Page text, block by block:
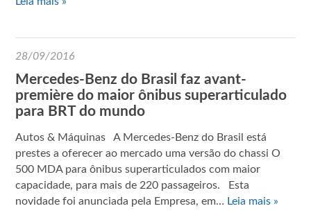
28/09/2016
Mercedes-Benz do Brasil faz avant-
première do maior ônibus superarticulado
para BRT do mundo
Autos & Máquinas A Mercedes-Benz do Brasil está
prestes a oferecer ao mercado uma versão do chassi O
500 MDA para ônibus superarticulados com maior
capacidade, para mais de 220 passageiros. Esta
novidade foi anunciada pela Empresa, em… Leia mais »